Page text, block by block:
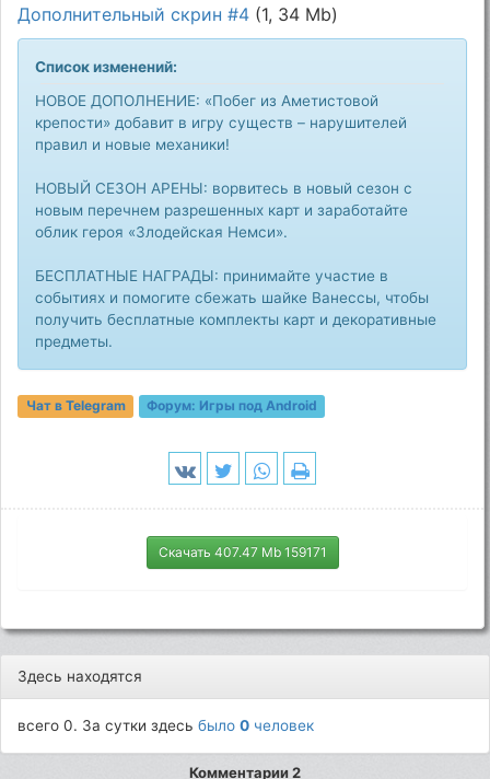
Дополнительный скрин #4 (1, 34 Mb)
Список изменений:
НОВОЕ ДОПОЛНЕНИЕ: «Побег из Аметистовой
крепости» добавит в игру существ – нарушителей
правил и новые механики!
НОВЫЙ СЕЗОН АРЕНЫ: ворвитесь в новый сезон с
новым перечнем разрешенных карт и заработайте
облик героя «Злодейская Немси».
БЕСПЛАТНЫЕ НАГРАДЫ: принимайте участие в
событиях и помогите сбежать шайке Ванессы, чтобы
получить бесплатные комплекты карт и декоративные
предметы.
Чат в Telegram Форум: Игры под Android
Скачать 407.47 Mb 159171
Здесь находятся
всего 0. За сутки здесьбыло0 человек
Комментарии 2